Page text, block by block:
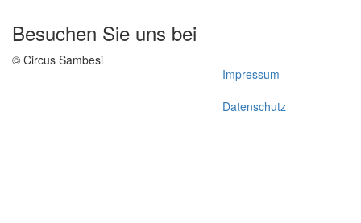
Besuchen Sie uns bei
© Circus Sambesi
Impressum
Datenschutz